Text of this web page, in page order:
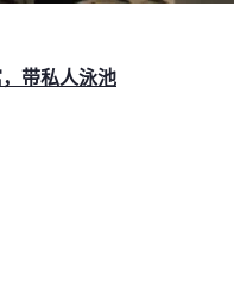
带私人泳池